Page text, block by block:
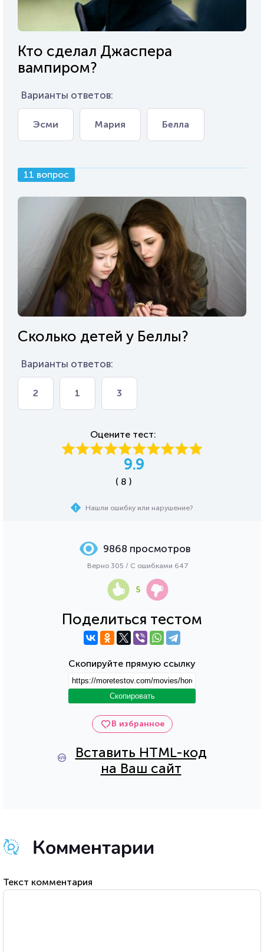
Кто сделал Джаспера
вампиром?
Варианты ответов:
Эсми Мария Белла
11 вопрос
Сколько детей у Беллы?
Варианты ответов:
2 1 3
Оцените тест:
9.9
( 8 )
Нашли ошибку или нарушение?
В избранное
Вставить HTML-код
на Ваш сайт
Поделиться тестом
Скопируйте прямую ссылку
Скопировать
9868 просмотров
Верно 305 / С ошибками 647
5
Комментарии
Текст комментария